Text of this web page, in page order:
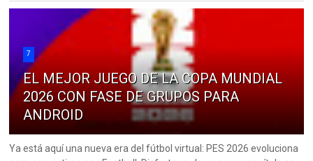
7
EL MEJOR JUEGO DE LA COPA MUNDIAL
2026 CON FASE DE GRUPOS PARA
ANDROID
Ya está aquí una nueva era del fútbol virtual: PES 2026 evoluciona